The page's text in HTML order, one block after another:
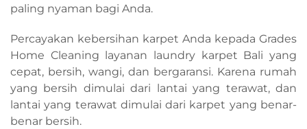
paling nyaman bagi Anda.
Percayakan kebersihan karpet Anda kepada Grades
Home Cleaning layanan laundry karpet Bali yang
cepat, bersih, wangi, dan bergaransi. Karena rumah
yang bersih dimulai dari lantai yang terawat, dan
lantai yang terawat dimulai dari karpet yang benar-
benar bersih.